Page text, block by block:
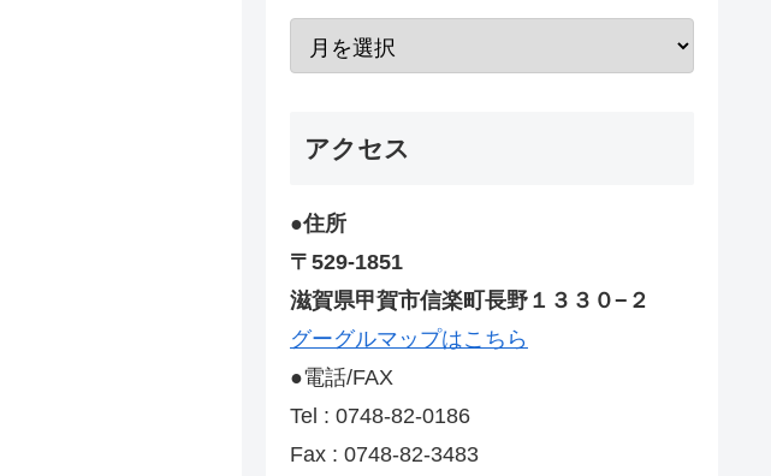
アクセス
●住所
〒529-1851
滋賀県甲賀市信楽町長野１３３０−２
グーグルマップはこちら
●電話/FAX
Tel : 0748-82-0186
Fax : 0748-82-3483